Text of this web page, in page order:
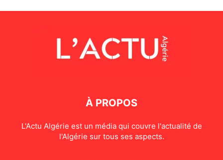
À PROPOS
L'Actu Algérie est un média qui couvre l'actualité de
l'Algérie sur tous ses aspects.